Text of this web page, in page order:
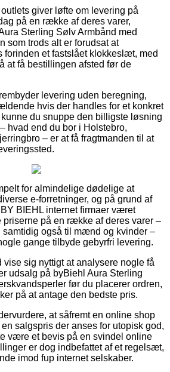
giver løfte om levering på
på en række af deres varer,
Sterling Sølv Armbånd med
som trods alt er forudsat at
forinden et fastslået klokkeslæt, med
at få bestillingen afsted før de
levering uden beregning,
hvis der handles for et konkret
du snuppe den billigste løsning
hvad end du bor i Holstebro,
– er at få fragtmanden til at
for almindelige dødelige at
e-forretninger, og på grund af
BIEHL internet firmaer været
på en række af deres varer –
samtidig også til mænd og kvinder –
gange tilbyde gebyrfri levering.
vise sig nyttigt at analysere nogle få
udsalg på byBiehl Aura Sterling
før du placerer ordren,
på at antage den bedste pris.
at såfremt en online shop
salgspris der anses for utopisk god,
være et bevis på en svindel online
er dog indbefattet af et regelsæt,
imod fup internet selskaber.